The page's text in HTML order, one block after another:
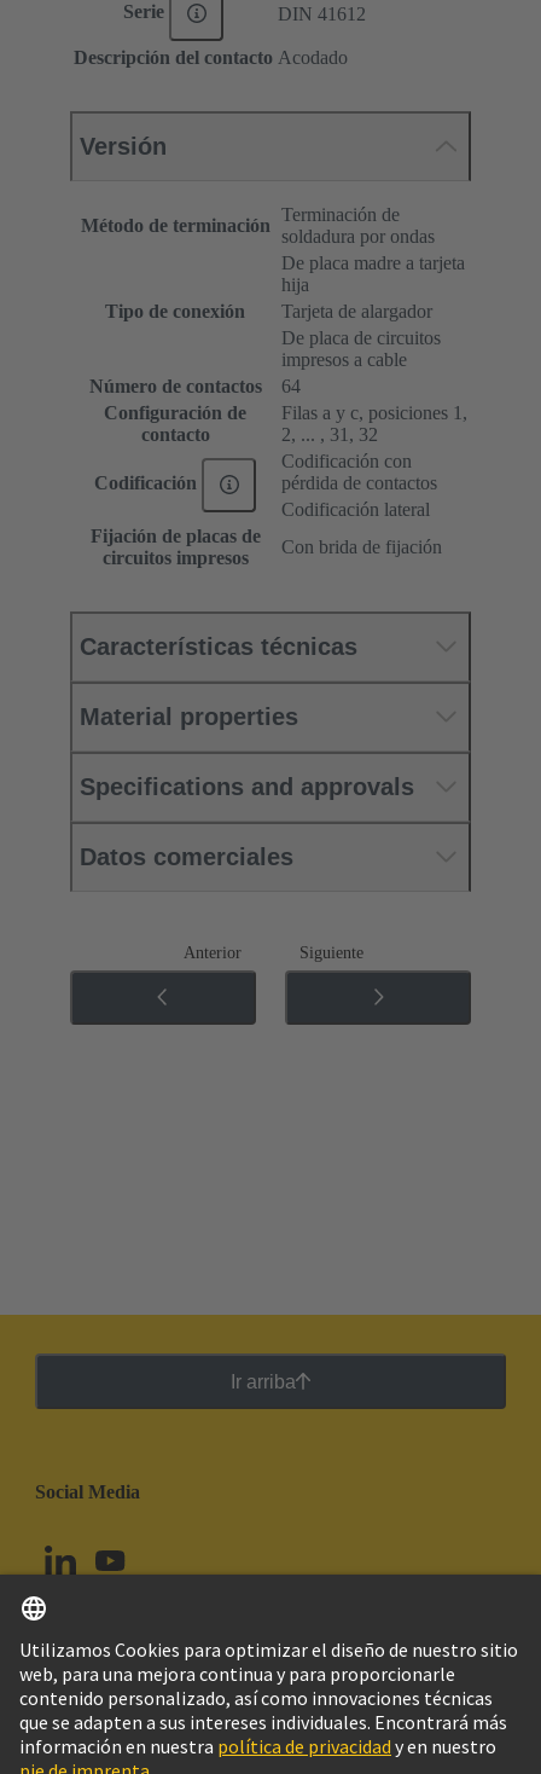
Serie DIN 41612
Descripción del contacto Acodado
Versión
Método de terminación
Terminación de
soldadura por ondas
Tipo de conexión
De placa madre a tarjeta
hija
Tarjeta de alargador
De placa de circuitos
impresos a cable
Número de contactos
64
Configuración de
contacto
Filas a y c, posiciones 1,
2, ... , 31, 32
Codificación
Codificación con
pérdida de contactos
Codificación lateral
Fijación de placas de
circuitos impresos
Con brida de fijación
Características técnicas
Material properties
Specifications and approvals
Datos comerciales
Anterior Siguiente
Ir arriba
Social Media
Colombia Español